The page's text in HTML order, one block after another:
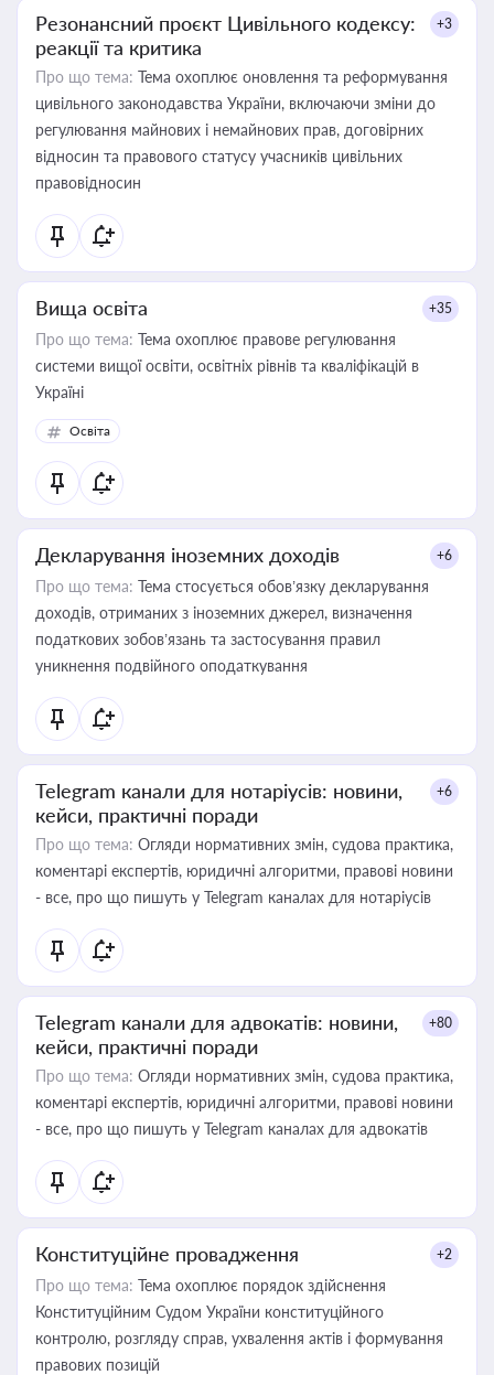
Резонансний проєкт Цивільного кодексу:
реакції та критика
+3
Про що тема: Тема охоплює оновлення та реформування
цивільного законодавства України, включаючи зміни до
регулювання майнових і немайнових прав, договірних
відносин та правового статусу учасників цивільних
правовідносин
Вища освіта +35
Про що тема: Тема охоплює правове регулювання
системи вищої освіти, освітніх рівнів та кваліфікацій в
Україні
Освіта
Декларування іноземних доходів +6
Про що тема: Тема стосується обов’язку декларування
доходів, отриманих з іноземних джерел, визначення
податкових зобов’язань та застосування правил
уникнення подвійного оподаткування
Telegram канали для нотаріусів: новини,
кейси, практичні поради
+6
Про що тема: Огляди нормативних змін, судова практика,
коментарі експертів, юридичні алгоритми, правові новини
- все, про що пишуть у Telegram каналах для нотаріусів
Telegram канали для адвокатів: новини,
кейси, практичні поради
+80
Про що тема: Огляди нормативних змін, судова практика,
коментарі експертів, юридичні алгоритми, правові новини
- все, про що пишуть у Telegram каналах для адвокатів
Конституційне провадження +2
Про що тема: Тема охоплює порядок здійснення
Конституційним Судом України конституційного
контролю, розгляду справ, ухвалення актів і формування
правових позицій